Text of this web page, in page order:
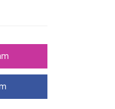
Sony G-
новин